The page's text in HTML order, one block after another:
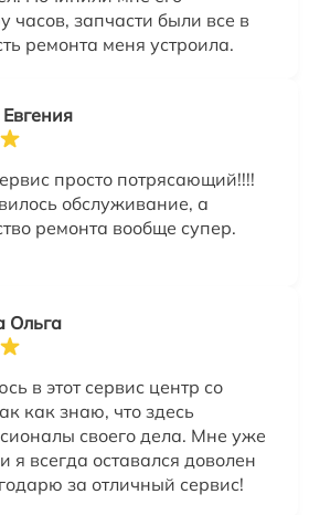
часов, запчасти были все в
ремонта меня устроила.
просто потрясающий!!!!
обслуживание, а
ремонта вообще супер.
Ольга
в этот сервис центр со
как знаю, что здесь
своего дела. Мне уже
я всегда оставался доволен
за отличный сервис!